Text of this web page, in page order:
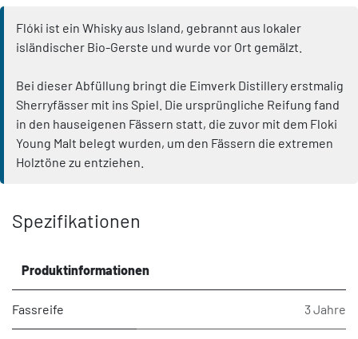
Flóki ist ein Whisky aus Island, gebrannt aus lokaler
isländischer Bio-Gerste und wurde vor Ort gemälzt.
Bei dieser Abfüllung bringt die Eimverk Distillery erstmalig
Sherryfässer mit ins Spiel. Die ursprüngliche Reifung fand
in den hauseigenen Fässern statt, die zuvor mit dem Floki
Young Malt belegt wurden, um den Fässern die extremen
Holztöne zu entziehen.
Spezifikationen
Produktinformationen
Fassreife 3 Jahre